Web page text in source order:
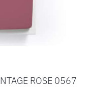
ROSE 0567